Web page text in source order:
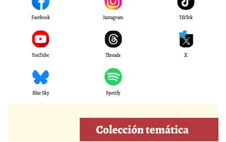
Facebook Instagram TikTok
YouTube Threads X
Blue Sky Spotify